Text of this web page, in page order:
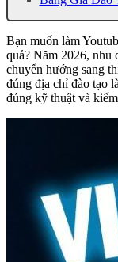
Bạn muốn làm
quả? Năm 2026, nhu
chuyển hướng sang
đúng địa chỉ đào tạo
đúng kỹ thuật và